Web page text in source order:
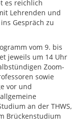
es reichlich
Lehrenden und
Gespräch zu
vom 9. bis
jeweils um 14 Uhr
Zoom-
sowie
vor und
an der THWS,
Brückenstudium